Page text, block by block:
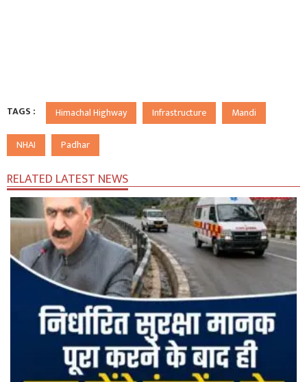
TAGS : Himachal Highway Infrastructure Mandi
NHAI Padhar
RELATED LATEST NEWS